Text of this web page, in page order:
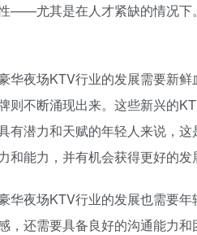
——尤其是在人才紧缺的情况下
华夜场KTV行业的发展需要新
则不断涌现出来。这些新兴的
有潜力和天赋的年轻人来说，
和能力，并有机会获得更好的发
华夜场KTV行业的发展也需要
，还需要具备良好的沟通能力